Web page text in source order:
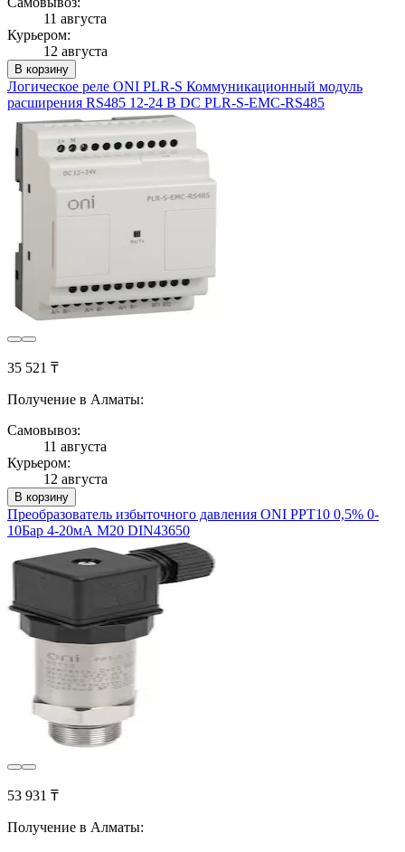
11 августа
Курьером:
12 августа
В корзину
Логическое реле ONI PLR-S Коммуникационный модуль
расширения RS485 12-24 В DC PLR-S-EMC-RS485
35 521 ₸
Получение в Алматы:
Самовывоз:
11 августа
Курьером:
12 августа
В корзину
Преобразователь избыточного давления ONI PPT10 0,5% 0-
10Бар 4-20мА M20 DIN43650
53 931 ₸
Получение в Алматы: